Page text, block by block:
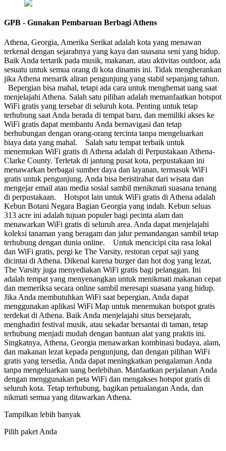
GPB - Gunakan Pembaruan Berbagi Athens
Athena, Georgia, Amerika Serikat adalah kota yang menawan
terkenal dengan sejarahnya yang kaya dan suasana seni yang hidup.
Baik Anda tertarik pada musik, makanan, atau aktivitas outdoor, ada
sesuatu untuk semua orang di kota dinamis ini. Tidak mengherankan
jika Athena menarik aliran pengunjung yang stabil sepanjang tahun.
Bepergian bisa mahal, tetapi ada cara untuk menghemat uang saat
menjelajahi Athena. Salah satu pilihan adalah memanfaatkan hotspot
WiFi gratis yang tersebar di seluruh kota. Penting untuk tetap
terhubung saat Anda berada di tempat baru, dan memiliki akses ke
WiFi gratis dapat membantu Anda bernavigasi dan tetap
berhubungan dengan orang-orang tercinta tanpa mengeluarkan
biaya data yang mahal. Salah satu tempat terbaik untuk
menemukan WiFi gratis di Athena adalah di Perpustakaan Athena-
Clarke County. Terletak di jantung pusat kota, perpustakaan ini
menawarkan berbagai sumber daya dan layanan, termasuk WiFi
gratis untuk pengunjung. Anda bisa beristirahat dari wisata dan
mengejar email atau media sosial sambil menikmati suasana tenang
di perpustakaan. Hotspot lain untuk WiFi gratis di Athena adalah
Kebun Botani Negara Bagian Georgia yang indah. Kebun seluas
313 acre ini adalah tujuan populer bagi pecinta alam dan
menawarkan WiFi gratis di seluruh area. Anda dapat menjelajahi
koleksi tanaman yang beragam dan jalur pemandangan sambil tetap
terhubung dengan dunia online. Untuk mencicipi cita rasa lokal
dan WiFi gratis, pergi ke The Varsity, restoran cepat saji yang
dicintai di Athena. Dikenal karena burger dan hot dog yang lezat,
The Varsity juga menyediakan WiFi gratis bagi pelanggan. Ini
adalah tempat yang menyenangkan untuk menikmati makanan cepat
dan memeriksa secara online sambil meresapi suasana yang hidup.
Jika Anda membutuhkan WiFi saat bepergian, Anda dapat
menggunakan aplikasi WiFi Map untuk menemukan hotspot gratis
terdekat di Athena. Baik Anda menjelajahi situs bersejarah,
menghadiri festival musik, atau sekadar bersantai di taman, tetap
terhubung menjadi mudah dengan bantuan alat yang praktis ini.
Singkatnya, Athena, Georgia menawarkan kombinasi budaya, alam,
dan makanan lezat kepada pengunjung, dan dengan pilihan WiFi
gratis yang tersedia, Anda dapat meningkatkan pengalaman Anda
tanpa mengeluarkan uang berlebihan. Manfaatkan perjalanan Anda
dengan menggunakan peta WiFi dan mengakses hotspot gratis di
seluruh kota. Tetap terhubung, bagikan petualangan Anda, dan
nikmati semua yang ditawarkan Athena.
Tampilkan lebih banyak
Pilih paket Anda